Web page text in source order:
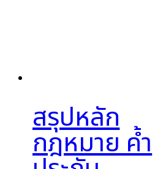
สรุปหลัก
กฎหมาย ค้ำ